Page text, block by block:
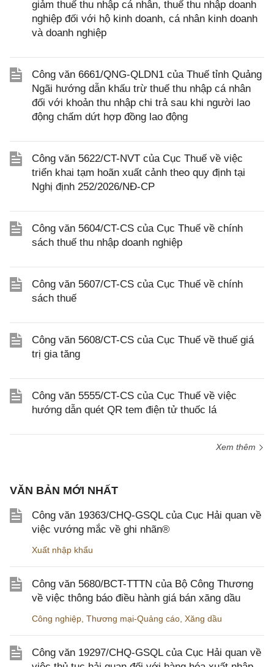
giảm thuế thu nhập cá nhân, thuế thu nhập doanh
nghiệp đối với hộ kinh doanh, cá nhân kinh doanh
và doanh nghiệp
Công văn 6661/QNG-QLDN1 của Thuế tỉnh Quảng
Ngãi hướng dẫn khấu trừ thuế thu nhập cá nhân
đối với khoản thu nhập chi trả sau khi người lao
động chấm dứt hợp đồng lao động
Công văn 5622/CT-NVT của Cục Thuế về việc
triển khai tạm hoãn xuất cảnh theo quy định tại
Nghị định 252/2026/NĐ-CP
Công văn 5604/CT-CS của Cục Thuế về chính
sách thuế thu nhập doanh nghiệp
Công văn 5607/CT-CS của Cục Thuế về chính
sách thuế
Công văn 5608/CT-CS của Cục Thuế về thuế giá
trị gia tăng
Công văn 5555/CT-CS của Cục Thuế về việc
hướng dẫn quét QR tem điện tử thuốc lá
Xem thêm
VĂN BẢN MỚI NHẤT
Công văn 19363/CHQ-GSQL của Cục Hải quan về
việc vướng mắc về ghi nhãn®
Xuất nhập khẩu
Công văn 5680/BCT-TTTN của Bộ Công Thương
về việc thông báo điều hành giá bán xăng dầu
Công nghiệp Thương mại-Quảng cáo Xăng dầu
Công văn 19297/CHQ-GSQL của Cục Hải quan về